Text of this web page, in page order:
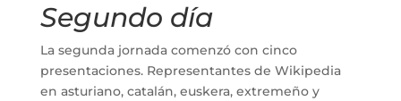
Segundo día
La segunda jornada comenzó con cinco
presentaciones. Representantes de Wikipedia
en asturiano, catalán, euskera, extremeño y